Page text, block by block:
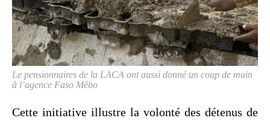
Le pensionnaires de la LACA ont aussi donné un coup de main
à l’agence Faso Mêbo
Cette initiative illustre la volonté des détenus de